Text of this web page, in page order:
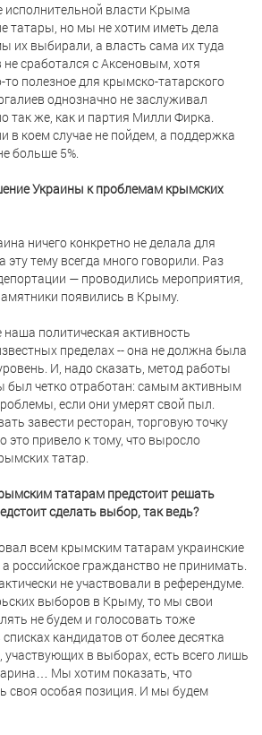
исполнительной власти Крыма
татары, но мы не хотим иметь дела
их выбирали, а власть сама их туда
сработался с Аксеновым, хотя
то полезное для крымско-татарского
однозначно не заслуживал
так же, как и партия Милли Фирка.
в коем случае не пойдем, а поддержка
больше 5%.
Украины к проблемам крымских
ничего конкретно не делала для
эту тему всегда много говорили. Раз
— проводились мероприятия,
появились в Крыму.
политическая активность
пределах -- она не должна была
И, надо сказать, метод работы
был четко отработан: самым активным
если они умерят свой пыл.
завести ресторан, торговую точку
это привело к тому, что выросло
татар.
татарам предстоит решать
сделать выбор, так ведь?
всем крымским татарам украинские
российское гражданство не принимать.
не участвовали в референдуме.
выборов в Крыму, то мы свои
не будем и голосовать тоже
кандидатов от более десятка
участвующих в выборах, есть всего лишь
Мы хотим показать, что
своя особая позиция. И мы будем